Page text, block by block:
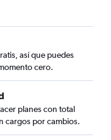
así que puedes
cero.
planes con total
cargos por cambios.